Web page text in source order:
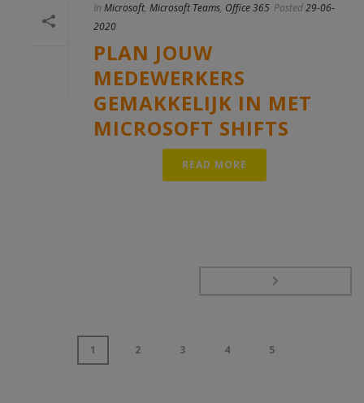
In Microsoft, Microsoft Teams, Office 365 Posted29-06-
2020
PLAN JOUW
MEDEWERKERS
GEMAKKELIJK IN MET
MICROSOFT SHIFTS
READ MORE
1 2 3 4 5